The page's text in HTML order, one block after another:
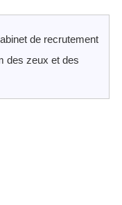
de recrutement
des zeux et des